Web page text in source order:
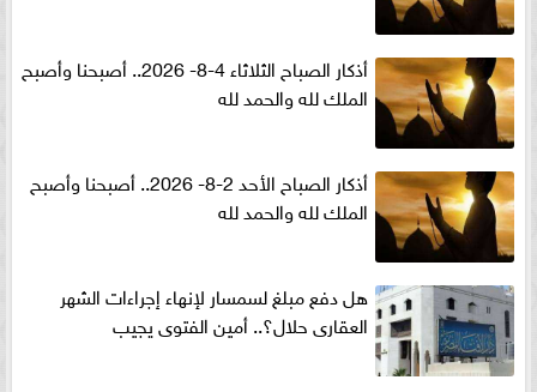
أذكار الصباح الثلاثاء 4-8- 2026.. أصبحنا وأصبح
الملك لله والحمد لله
أذكار الصباح الأحد 2-8- 2026.. أصبحنا وأصبح
الملك لله والحمد لله
هل دفع مبلغ لسمسار لإنهاء إجراءات الشهر
العقارى حلال؟.. أمين الفتوى يجيب